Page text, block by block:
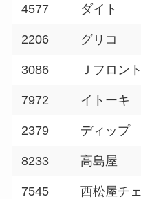
4577 ダイト
2206 グリコ
3086 Ｊフロント
7972 イトーキ
2379 ディップ
8233 高島屋
7545 西松屋チェ